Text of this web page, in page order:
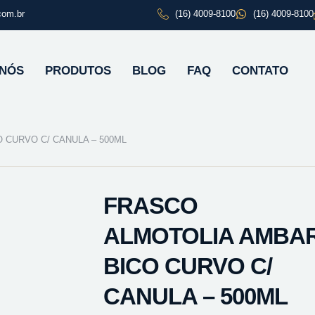
(16) 4009-8100 (16) 4009-8100
PRODUTOS BLOG FAQ CONTATO
C/ CANULA – 500ML
FRASCO
ALMOTOLIA
BICO CURVO C/
CANULA – 500ML